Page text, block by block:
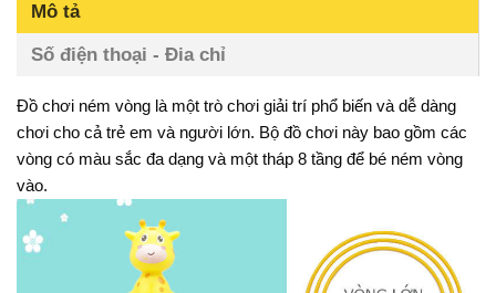
Mô tả
Số điện thoại - Đia chỉ
Đồ chơi ném vòng là một trò chơi giải trí phổ biến và dễ dàng
chơi cho cả trẻ em và người lớn. Bộ đồ chơi này bao gồm các
vòng có màu sắc đa dạng và một tháp 8 tầng để bé ném vòng
vào.